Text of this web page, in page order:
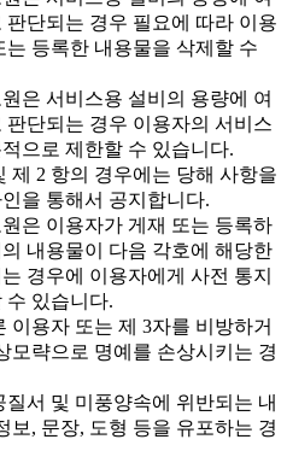
판단되는 경우 필요에 따라 이용
는 등록한 내용물을 삭제할 수
은 서비스용 설비의 용량에 여
판단되는 경우 이용자의 서비스
으로 제한할 수 있습니다.
제 2 항의 경우에는 당해 사항을
을 통해서 공지합니다.
은 이용자가 게재 또는 등록하
내용물이 다음 각호에 해당한
경우에 이용자에게 사전 통지
수 있습니다.
이용자 또는 제 3자를 비방하거
모략으로 명예를 손상시키는 경
질서 및 미풍양속에 위반되는 내
보, 문장, 도형 등을 유포하는 경